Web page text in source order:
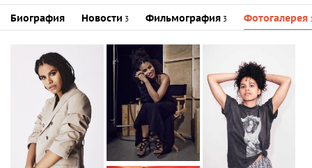
Биография Новости 3 Фильмография 3 Фотогалерея